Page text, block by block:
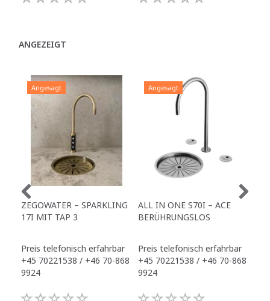
ANGEZEIGT
Angesagt
ZEGOWATER – SPARKLING
17I MIT TAP 3
Preis telefonisch erfahrbar
+45 70221538 / +46 70-868
9924
Angesagt
ALL IN ONE S70I – ACE
BERÜHRUNGSLOS
Preis telefonisch erfahrbar
+45 70221538 / +46 70-868
9924